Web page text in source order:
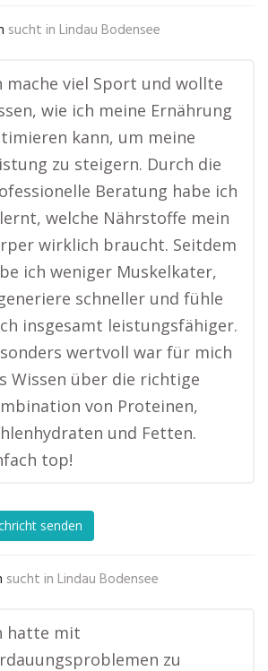
sucht in Lindau Bodensee
mache viel Sport und wollte
wie ich meine Ernährung
kann, um meine
zu steigern. Durch die
Beratung habe ich
welche Nährstoffe mein
wirklich braucht. Seitdem
ich weniger Muskelkater,
schneller und fühle
insgesamt leistungsfähiger.
wertvoll war für mich
Wissen über die richtige
von Proteinen,
und Fetten.
top!
senden
sucht in Lindau Bodensee
hatte mit
zu